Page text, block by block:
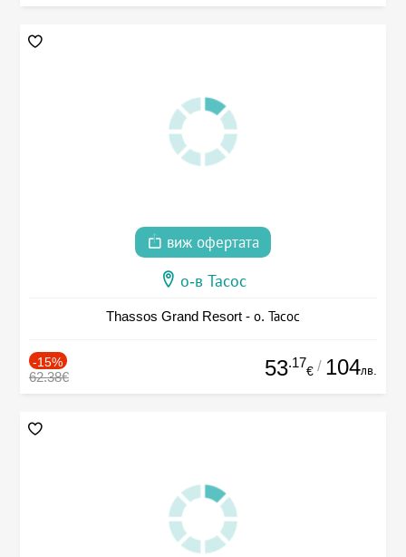
виж офертата
о-в Тасос
Thassos Grand Resort - о. Тасос
-15%
62.38€ 53.17
€ / 104лв.